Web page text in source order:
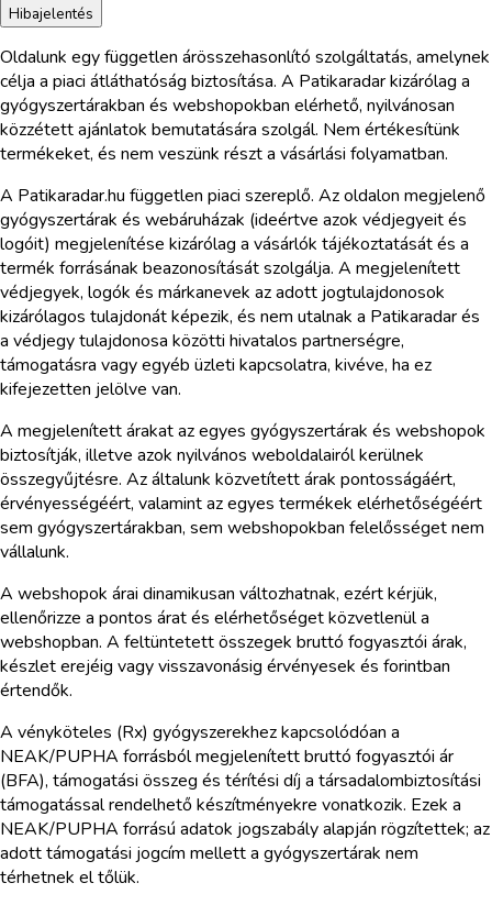
Hibajelentés
Oldalunk egy független árösszehasonlító szolgáltatás, amelynek
célja a piaci átláthatóság biztosítása. A Patikaradar kizárólag a
gyógyszertárakban és webshopokban elérhető, nyilvánosan
közzétett ajánlatok bemutatására szolgál. Nem értékesítünk
termékeket, és nem veszünk részt a vásárlási folyamatban.
A Patikaradar.hu független piaci szereplő. Az oldalon megjelenő
gyógyszertárak és webáruházak (ideértve azok védjegyeit és
logóit) megjelenítése kizárólag a vásárlók tájékoztatását és a
termék forrásának beazonosítását szolgálja. A megjelenített
védjegyek, logók és márkanevek az adott jogtulajdonosok
kizárólagos tulajdonát képezik, és nem utalnak a Patikaradar és
a védjegy tulajdonosa közötti hivatalos partnerségre,
támogatásra vagy egyéb üzleti kapcsolatra, kivéve, ha ez
kifejezetten jelölve van.
A megjelenített árakat az egyes gyógyszertárak és webshopok
biztosítják, illetve azok nyilvános weboldalairól kerülnek
összegyűjtésre. Az általunk közvetített árak pontosságáért,
érvényességéért, valamint az egyes termékek elérhetőségéért
sem gyógyszertárakban, sem webshopokban felelősséget nem
vállalunk.
A webshopok árai dinamikusan változhatnak, ezért kérjük,
ellenőrizze a pontos árat és elérhetőséget közvetlenül a
webshopban. A feltüntetett összegek bruttó fogyasztói árak,
készlet erejéig vagy visszavonásig érvényesek és forintban
értendők.
A vényköteles (Rx) gyógyszerekhez kapcsolódóan a
NEAK/PUPHA forrásból megjelenített bruttó fogyasztói ár
(BFA), támogatási összeg és térítési díj a társadalombiztosítási
támogatással rendelhető készítményekre vonatkozik. Ezek a
NEAK/PUPHA forrású adatok jogszabály alapján rögzítettek; az
adott támogatási jogcím mellett a gyógyszertárak nem
térhetnek el tőlük.